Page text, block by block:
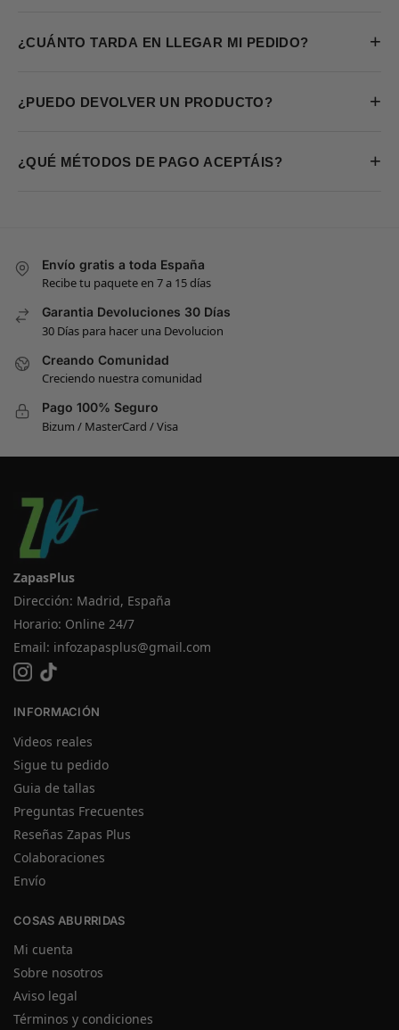
¿CUÁNTO TARDA EN LLEGAR MI PEDIDO? +
¿PUEDO DEVOLVER UN PRODUCTO? +
¿QUÉ MÉTODOS DE PAGO ACEPTÁIS? +
Envío gratis a toda España
Recibe tu paquete en 7 a 15 días
Garantia Devoluciones 30 Días
30 Días para hacer una Devolucion
Creando Comunidad
Creciendo nuestra comunidad
Pago 100% Seguro
Bizum / MasterCard / Visa
ZapasPlus
Dirección: Madrid, España
Horario: Online 24/7
Email: infozapasplus@gmail.com
INFORMACIÓN
Videos reales
Sigue tu pedido
Guia de tallas
Preguntas Frecuentes
Reseñas Zapas Plus
Colaboraciones
Envío
COSAS ABURRIDAS
Mi cuenta
Sobre nosotros
Aviso legal
Términos y condiciones